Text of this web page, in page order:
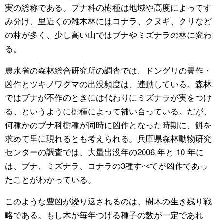
実の総称である。ブナ科の樹種は地域や高度によってす
み分け、里近くの雑木林にはコナラ、クヌギ、クリなど
の林が多く、少し高い山ではブナやミズナラの林に変わ
る。
農水省の森林総合研究所の調査では、ドングリの豊作・
凶作とツキノワグマの出没頻度は、連動している。森林
ではブナが不作のときには代わりにミズナラが実をつけ
る、というように樹種によって補い合っている。だが、
何種かのブナ科樹種が同時に凶作となった時期に、餌を
求めて里に現れるとも考えられる。兵庫県森林動物研究
センターの調査では、大量出没年の2006 年と 10 年に
は、ブナ、ミズナラ、コナラの3種すべてが凶作であっ
たことがわかっている。
このような豊凶が繰り返されるのは、樹木の生き残り戦
略である。もし木が毎年つける種子の数が一定であれ